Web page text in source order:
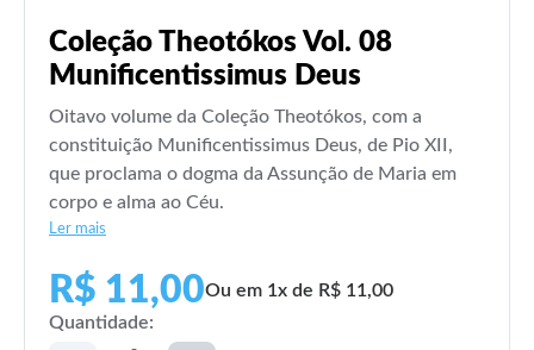
Coleção Theotókos Vol. 08
Munificentissimus Deus
Oitavo volume da Coleção Theotókos, com a
constituição Munificentissimus Deus, de Pio XII,
que proclama o dogma da Assunção de Maria em
corpo e alma ao Céu.
Ler mais
R$ 11,00Ou em 1x de R$ 11,00
Quantidade: